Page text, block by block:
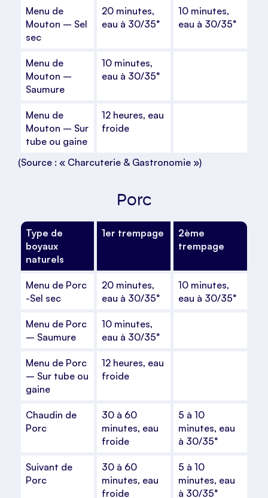
Menu de
Mouton – Sel
sec
20 minutes,
eau à 30/35°
10 minutes,
eau à 30/35°
Menu de
Mouton –
Saumure
10 minutes,
eau à 30/35°
Menu de
Mouton – Sur
tube ou gaine
12 heures, eau
froide
(Source : « Charcuterie & Gastronomie »)
Porc
Type de
boyaux
naturels
1er trempage
2ème
trempage
Menu de Porc
-Sel sec
20 minutes,
eau à 30/35°
10 minutes,
eau à 30/35°
Menu de Porc
– Saumure
10 minutes,
eau à 30/35°
Menu de Porc
– Sur tube ou
gaine
12 heures, eau
froide
Chaudin de
Porc
30 à 60
minutes, eau
froide
5 à 10
minutes, eau
à 30/35°
Suivant de
Porc
30 à 60
minutes, eau
froide
5 à 10
minutes, eau
à 30/35°